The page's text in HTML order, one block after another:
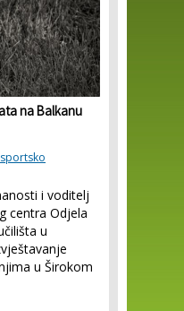
na Balkanu
sportsko
i voditelj
centra Odjela
u
u Širokom